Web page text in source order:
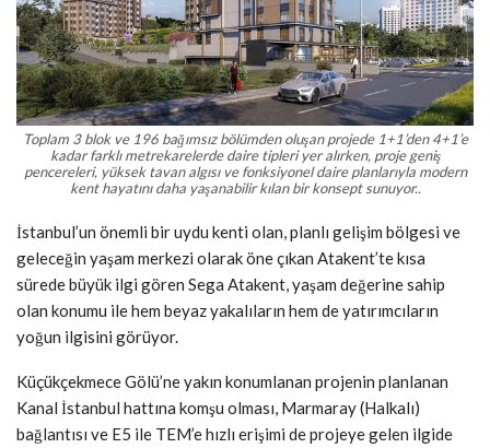
Toplam 3 blok ve 196 bağımsız bölümden oluşan projede 1+1’den 4+1’e
kadar farklı metrekarelerde daire tipleri yer alırken, proje geniş
pencereleri, yüksek tavan algısı ve fonksiyonel daire planlarıyla modern
kent hayatını daha yaşanabilir kılan bir konsept sunuyor..
İstanbul’un önemli bir uydu kenti olan, planlı gelişim bölgesi ve
geleceğin yaşam merkezi olarak öne çıkan Atakent’te kısa
sürede büyük ilgi gören Sega Atakent, yaşam değerine sahip
olan konumu ile hem beyaz yakalıların hem de yatırımcıların
yoğun ilgisini görüyor.
Küçükçekmece Gölü’ne yakın konumlanan projenin planlanan
Kanal İstanbul hattına komşu olması, Marmaray (Halkalı)
bağlantısı ve E5 ile TEM’e hızlı erişimi de projeye gelen ilgide